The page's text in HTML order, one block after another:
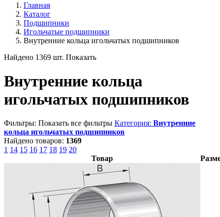
Главная
Каталог
Подшипники
Игольчатые подшипники
Внутренние кольца игольчатых подшипников
Найдено 1369 шт. Показать
Внутренние кольца
игольчатых подшипников
Фильтры: Показать все фильтры Категория: Внутренние
кольца игольчатых подшипников
Найдено товаров: 1369
1 14 15 16 17 18 19 20
Товар